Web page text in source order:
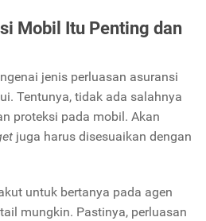
Mobil Itu Penting dan
jenis perluasan asuransi
Tentunya, tidak ada salahnya
proteksi pada mobil. Akan
juga harus disesuaikan dengan
untuk bertanya pada agen
mungkin. Pastinya, perluasan